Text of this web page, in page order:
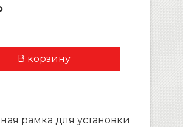
рамка для установки